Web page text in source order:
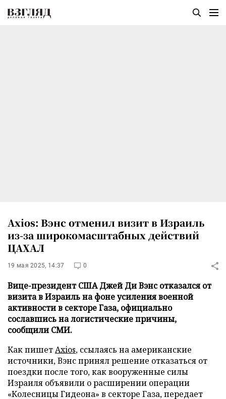
Axios: Вэнс отменил визит в Израиль
из-за широкомасштабных действий
ЦАХАЛ
19 мая 2025, 14:37 0
Вице-президент США Джей Ди Вэнс отказался от
визита в Израиль на фоне усиления военной
активности в секторе Газа, официально
сославшись на логистические причины,
сообщили СМИ.
Как пишетAxios, ссылаясь на американские
источники, Вэнс принял решение отказаться от
поездки после того, как вооруженные силы
Израиля объявили о расширении операции
«Колесницы Гидеона» в секторе Газа, передает